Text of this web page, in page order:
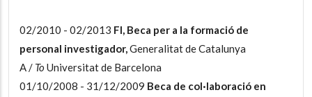
02/2010 - 02/2013 FI, Beca per a la formació de
personal investigador,Generalitat de Catalunya
A / To Universitat de Barcelona
01/10/2008 - 31/12/2009 Beca de col·laboració en